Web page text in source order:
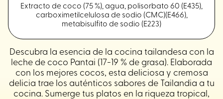
Descubra la esencia de la cocina tailandesa con la
leche de coco Pantai (17-19 % de grasa). Elaborada
con los mejores cocos, esta deliciosa y cremosa
delicia trae los auténticos sabores de Tailandia a tu
cocina. Sumerge tus platos en la riqueza tropical,
Extracto de coco (75 %), agua, polisorbato 60 (E435),
carboximetilcelulosa de sodio (CMC)(E466),
metabisulfito de sodio (E223)